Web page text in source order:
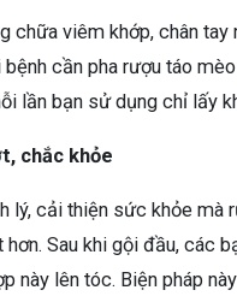
chữa viêm khớp, chân
bệnh cần pha rượu táo
lần bạn sử dụng chỉ lấy
chắc khỏe
lý, cải thiện sức khỏe
Sau khi gội đầu, các
này lên tóc. Biện pháp